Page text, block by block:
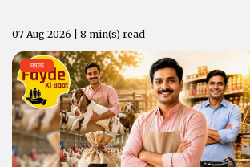
07 Aug 2026 | 8 min(s) read
সমাজ